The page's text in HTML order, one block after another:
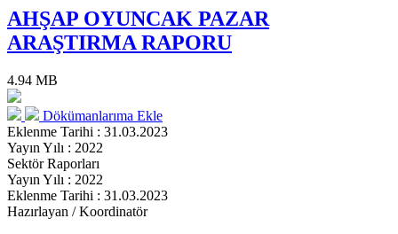
AHŞAP OYUNCAK PAZAR
ARAŞTIRMA RAPORU
4.94 MB
Dökümanlarıma Ekle
Eklenme Tarihi : 31.03.2023
Yayın Yılı : 2022
Sektör Raporları
Yayın Yılı : 2022
Eklenme Tarihi : 31.03.2023
Hazırlayan / Koordinatör